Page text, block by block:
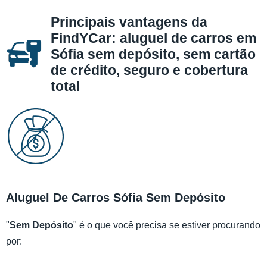
Principais vantagens da
FindYCar: aluguel de carros em
Sófia sem depósito, sem cartão
de crédito, seguro e cobertura
total
Aluguel De Carros Sófia Sem Depósito
"Sem Depósito" é o que você precisa se estiver procurando
por: